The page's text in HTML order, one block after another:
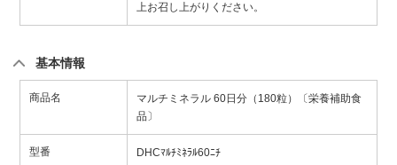
上お召し上がりください。
基本情報
商品名
マルチミネラル 60日分（180粒）〔栄養補助食
品〕
型番 DHCﾏﾙﾁﾐﾈﾗﾙ60ﾆﾁ